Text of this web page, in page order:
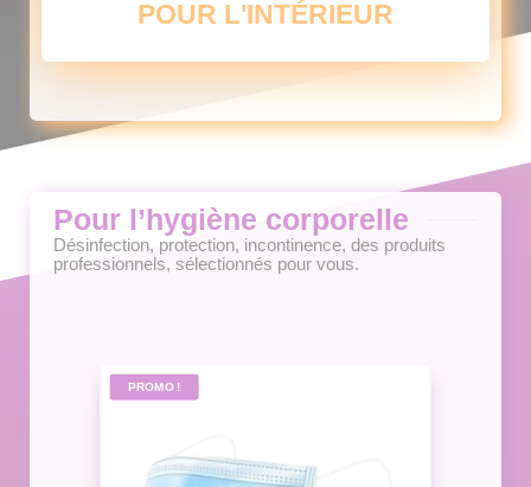
être
page
POUR L'INTÉRIEUR
Pour l’hygiène corporelle
Désinfection, protection, incontinence, des produits
professionnels, sélectionnés pour vous.
PROMO !